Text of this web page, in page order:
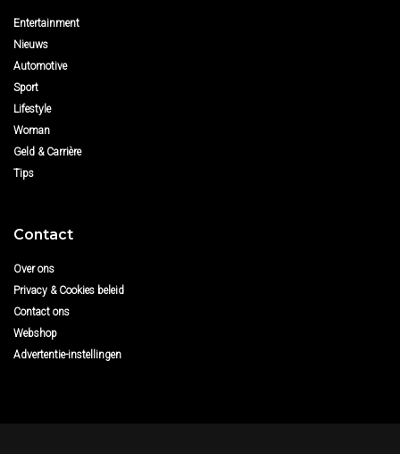
Entertainment
Nieuws
Automotive
Sport
Lifestyle
Woman
Geld & Carrière
Tips
Contact
Over ons
Privacy & Cookies beleid
Contact ons
Webshop
Advertentie-instellingen